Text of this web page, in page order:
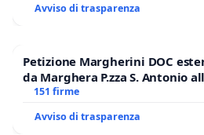
Avviso di trasparenza
Petizione Margherini DOC
da Marghera P.zza S. Antonio
Polo tariffa a € 1,50
151 firme
Avviso di trasparenza